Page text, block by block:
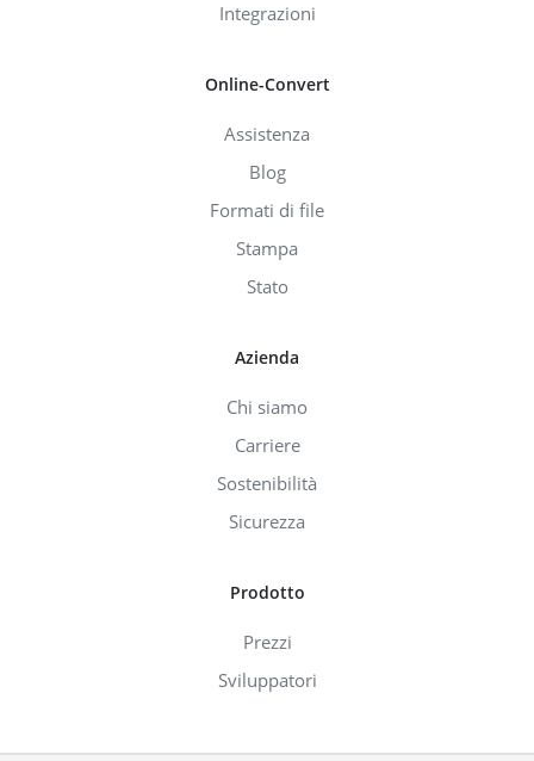
Integrazioni
Online-Convert
Assistenza
Blog
Formati di file
Stampa
Stato
Azienda
Chi siamo
Carriere
Sostenibilità
Sicurezza
Prodotto
Prezzi
Sviluppatori